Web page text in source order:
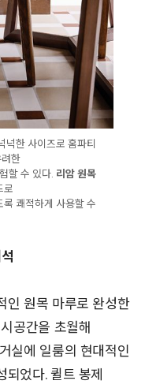
넉한 사이즈로 홈파티
한
할 수 있다. 리암 원목
로
쾌적하게 사용할 수
인 원목 마루로 완성한
공간을 초월해
실에 일룸의 현대적인
되었다. 퀼트 봉제